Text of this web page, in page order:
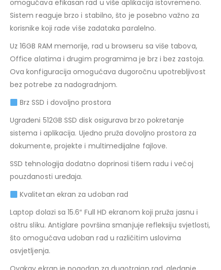
omogućava efikasan rad u više aplikacija istovremeno.
Sistem reaguje brzo i stabilno, što je posebno važno za
korisnike koji rade više zadataka paralelno.
Uz 16GB RAM memorije, rad u browseru sa više tabova,
Office alatima i drugim programima je brz i bez zastoja.
Ova konfiguracija omogućava dugoročnu upotrebljivost
bez potrebe za nadogradnjom.
Brz SSD i dovoljno prostora
Ugrađeni 512GB SSD disk osigurava brzo pokretanje
sistema i aplikacija. Ujedno pruža dovoljno prostora za
dokumente, projekte i multimedijalne fajlove.
SSD tehnologija dodatno doprinosi tišem radu i većoj
pouzdanosti uređaja.
Kvalitetan ekran za udoban rad
Laptop dolazi sa 15.6″ Full HD ekranom koji pruža jasnu i
oštru sliku. Antiglare površina smanjuje refleksiju svjetlosti,
što omogućava udoban rad u različitim uslovima
osvjetljenja.